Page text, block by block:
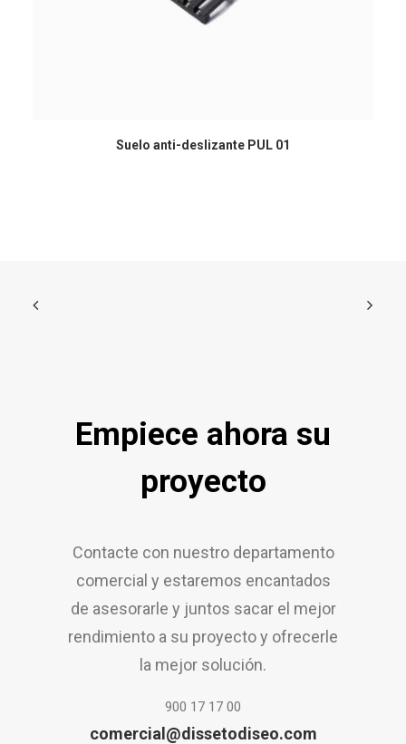
Suelo anti-deslizante PUL 01
Empiece ahora su
proyecto
Contacte con nuestro departamento
comercial y estaremos encantados
de asesorarle y juntos sacar el mejor
rendimiento a su proyecto y ofrecerle
la mejor solución.
900 17 17 00
comercial@dissetodiseo.com